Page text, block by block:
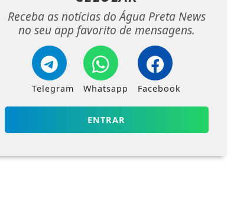
Receba as notícias do Água Preta News
no seu app favorito de mensagens.
Telegram Whatsapp Facebook
ENTRAR